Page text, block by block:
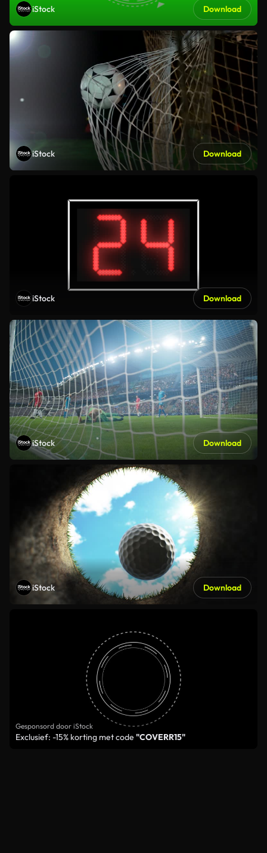
iStock Download
iStock Download
iStock Download
iStock Download
iStock Download
Gesponsord door iStock
Exclusief: -15% korting met code "COVERR15"